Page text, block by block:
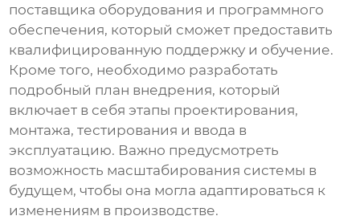
поставщика оборудования и программного
обеспечения, который сможет предоставить
квалифицированную поддержку и обучение.
Кроме того, необходимо разработать
подробный план внедрения, который
включает в себя этапы проектирования,
монтажа, тестирования и ввода в
эксплуатацию. Важно предусмотреть
возможность масштабирования системы в
будущем, чтобы она могла адаптироваться к
изменениям в производстве.